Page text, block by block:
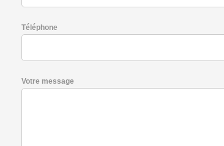
Téléphone
Votre message